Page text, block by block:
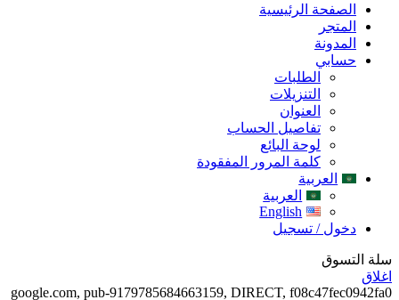
الصفحة الرئيسية
المتجر
المدونة
حسابي
الطلبات
التنزيلات
العنوان
تفاصيل الحساب
لوحة البائع
كلمة المرور المفقودة
العربية
العربية
English
دخول / تسجيل
سلة التسوق
اغلاق
google.com, pub-9179785684663159, DIRECT, f08c47fec0942fa0